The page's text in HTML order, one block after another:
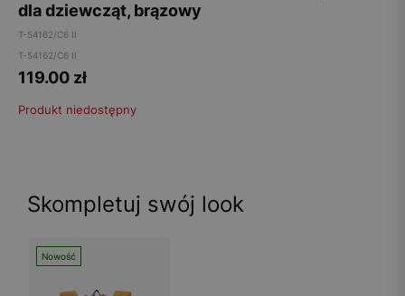
dla dziewcząt, brązowy
T-54162/C6 II
T-54162/C6 II
119.00 zł
Produkt niedostępny
Skompletuj swój look
Nowość